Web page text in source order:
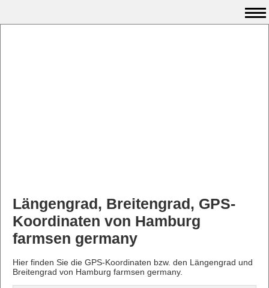
Längengrad, Breitengrad, GPS-
Koordinaten von Hamburg
farmsen germany
Hier finden Sie die GPS-Koordinaten bzw. den Längengrad und
Breitengrad von Hamburg farmsen germany.